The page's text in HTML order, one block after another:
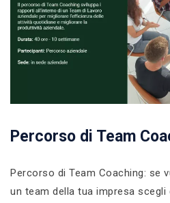
Percorso di Team
Percorso di Team Coaching: se
un team della tua impresa